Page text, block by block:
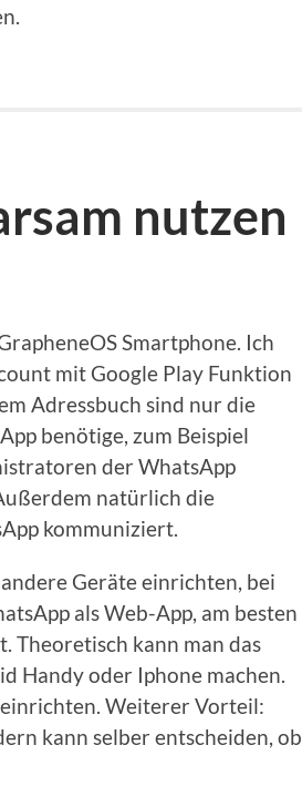
nutzen
Smartphone. Ich
mit Google Play Funktion
Adressbuch sind nur die
benötige, zum Beispiel
der WhatsApp
natürlich die
kommuniziert.
Geräte einrichten, bei
als Web-App, am besten
Theoretisch kann man das
Handy oder Iphone machen.
Weiterer Vorteil:
kann selber entscheiden, ob